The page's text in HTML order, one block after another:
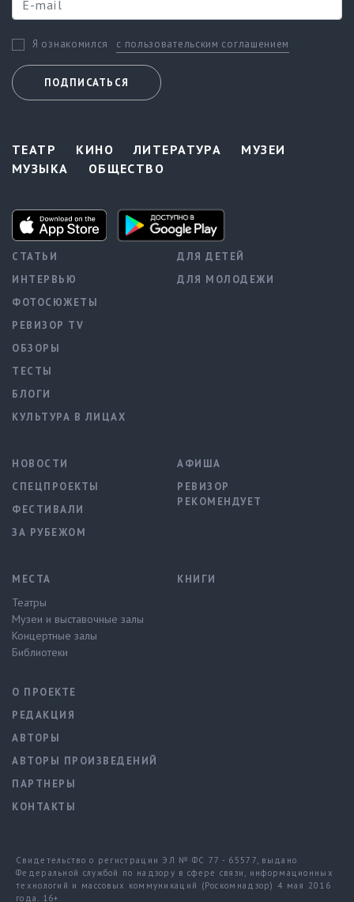
Я ознакомился с пользовательским соглашением
ПОДПИСАТЬСЯ
ТЕАТР КИНО ЛИТЕРАТУРА
МУЗЕИ
МУЗЫКА
ОБЩЕСТВО
СТАТЬИ
ИНТЕРВЬЮ
ФОТОСЮЖЕТЫ
РЕВИЗОР TV
ОБЗОРЫ
ТЕСТЫ
БЛОГИ
КУЛЬТУРА В ЛИЦАХ
ДЛЯ ДЕТЕЙ
ДЛЯ МОЛОДЕЖИ
НОВОСТИ
СПЕЦПРОЕКТЫ
ФЕСТИВАЛИ
ЗА РУБЕЖОМ
АФИША
РЕВИЗОР
РЕКОМЕНДУЕТ
МЕСТА
Театры
Музеи и выставочные залы
Концертные залы
Библиотеки
КНИГИ
О ПРОЕКТЕ
РЕДАКЦИЯ
АВТОРЫ
АВТОРЫ ПРОИЗВЕДЕНИЙ
ПАРТНЕРЫ
КОНТАКТЫ
Свидетельство о регистрации ЭЛ № ФС 77 - 65577, выдано
Федеральной службой по надзору в сфере связи, информационных
технологий и массовых коммуникаций (Роскомнадзор) 4 мая 2016
года. 16+